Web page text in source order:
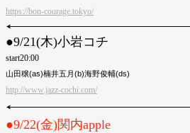
https://bon-courage.tokyo/
●︎9/21(木)小岩コチ
start20:00
山田穣(as)楠井五月(b)海野俊輔(ds)
http://www.jazz-cochi.com/
●︎9/22(金)関内apple